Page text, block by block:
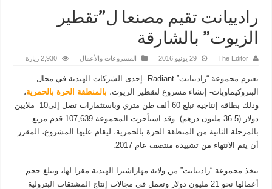
رادييانت تقيم مصنعا ل”تقطير
الزيوت” بالشارقة
The Editor 29 يونيو 2016 المشروعات والأعمال 2,930 زيارة
تعتزم مجموعة “رادييانت” Radiant -إحدى الشركات الهندية في مجال
البتروكيماويات- إنشاء مشروع لتقطير الزيوت، بالمنطقة الحرة بالحمرية،
وذلك بطاقة إنتاجية تبلغ 60 ألف طن متري وباستثمارات تصل إلى10 ملايين
دولار (36.5 مليون درهم). وقد استأجرت المجموعة 107,639 قدم مربع
بالمرحلة الثانية من المنطقة الحرة بالحمرية، ليقام عليها المشروع، المقرر
أن يتم الانتهاء من تشييده منتصف عام 2017.
تتخذ مجموعة “رادييانت” من ولاية مهاراشترا الهندية مقرا لها، ويبلغ حجم
أعمالها نحو 21 مليون دولار وتعمل في مجالات إنتاج المشتقات البترولية